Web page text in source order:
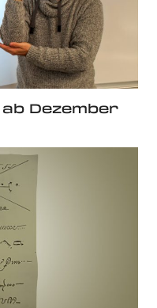
Dezember